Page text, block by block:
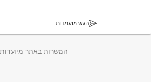
הגש מועמדות
המשרות באתר